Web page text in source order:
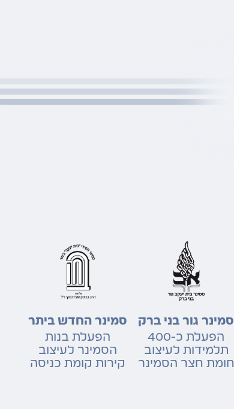
סמינר גור בני ברק
הפעלת כ-400
תלמידות לעיצוב
חומת חצר הסמינר
סמינר החדש ביתר
הפעלת בנות
הסמינר לעיצוב
קירות קומת כניסה